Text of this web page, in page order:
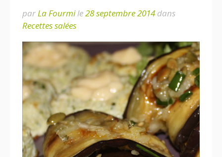
parLa Fourmile28 septembre 2014 dans
Recettes salées